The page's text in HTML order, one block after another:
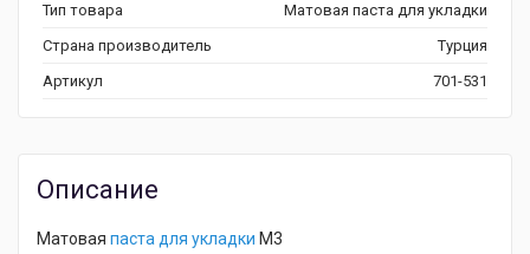
Тип товара
Матовая паста для укладки
Страна производитель
Турция
Артикул
701-531
Описание
Матовая паста для укладки M3